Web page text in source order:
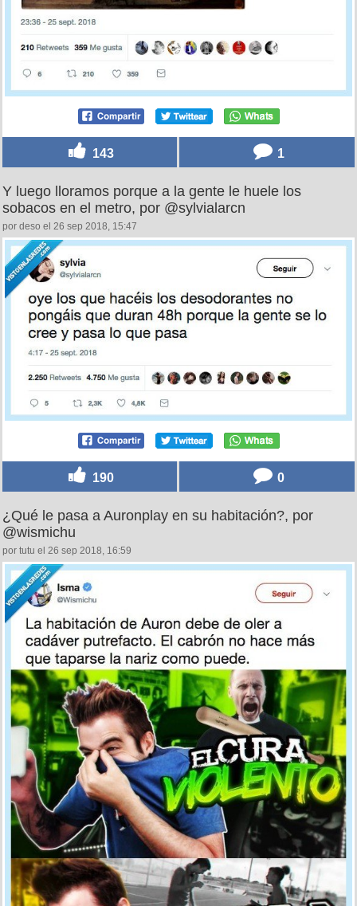
143 1
Y luego lloramos porque a la gente le huele los
sobacos en el metro, por @sylvialarcn
por deso el 26 sep 2018, 15:47
190 0
¿Qué le pasa a Auronplay en su habitación?, por
@wismichu
por tutu el 26 sep 2018, 16:59